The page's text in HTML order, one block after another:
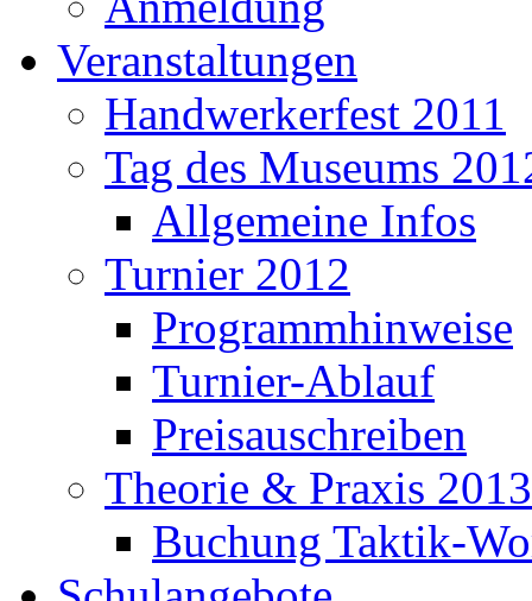
Veranstaltungen
Handwerkerfest 2011
Tag des Museums
Allgemeine Infos
Turnier 2012
Programmhinweise
Turnier-Ablauf
Preisauschreiben
Theorie & Praxis 2013
Buchung Taktik-